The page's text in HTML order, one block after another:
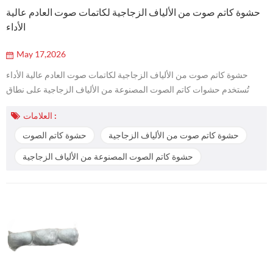
حشوة كاتم صوت من الألياف الزجاجية لكاتمات صوت العادم عالية
الأداء
May 17,2026
حشوة كاتم صوت من الألياف الزجاجية لكاتمات صوت العادم عالية الأداء
تُستخدم حشوات كاتم الصوت المصنوعة من الألياف الزجاجية على نطاق
للصوت مع مقاومة للحرارة، وسهولة التركيب، وثبات في ملء الفراغات حول
قلب كاتم الصوت المثقب. بالنسبة لكاتمات صوت الدراجات النارية، وأنظمة
العلامات :
حشوة كاتم الصوت
حشوة كاتم صوت من الألياف الزجاجية
حشوة كاتم الصوت المصنوعة من الألياف الزجاجية